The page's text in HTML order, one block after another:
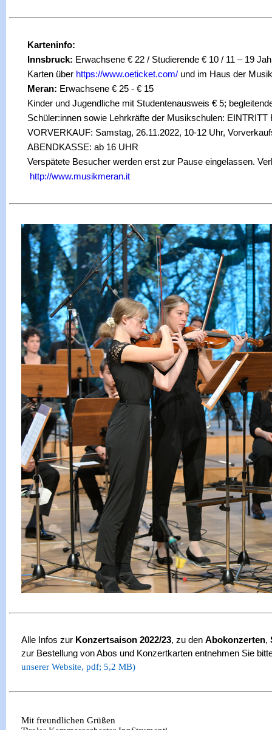
Karteninfo:
Innsbruck: Erwachsene € 22 / Studierende € 10 / 11 – 19
Karten über https://www.oeticket.com/ und im Haus der
Meran: Erwachsene € 25 - € 15
Kinder und Jugendliche mit Studentenausweis € 5;
Schüler:innen sowie Lehrkräfte der Musikschulen: EINTRITT
VORVERKAUF: Samstag, 26.11.2022, 10-12 Uhr,
ABENDKASSE: ab 16 UHR
Verspätete Besucher werden erst zur Pause eingelassen.
http://www.musikmeran.it
Alle Infos zur Konzertsaison 2022/23, zu den Abokonzerten,
zur Bestellung von Abos und Konzertkarten entnehmen Sie
unserer Website, pdf; 5,2 MB)
Mit freundlichen Grüßen